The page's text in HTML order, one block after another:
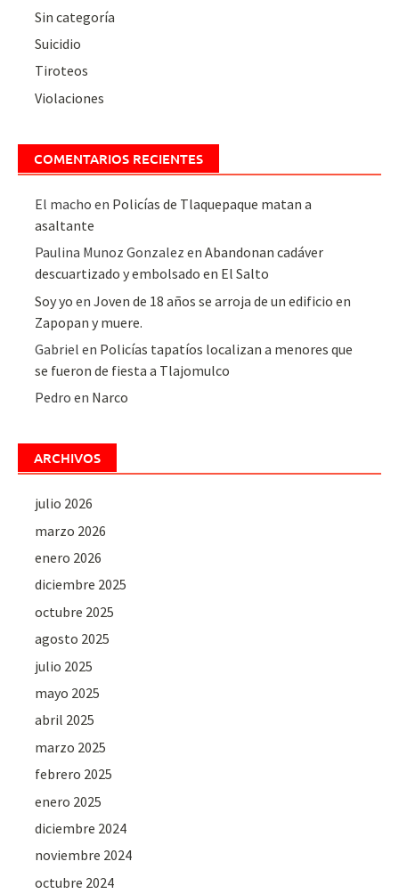
Sin categoría
Suicidio
Tiroteos
Violaciones
COMENTARIOS RECIENTES
El macho en Policías de Tlaquepaque matan a
asaltante
Paulina Munoz Gonzalez enAbandonan cadáver
descuartizado y embolsado en El Salto
Soy yo enJoven de 18 años se arroja de un edificio en
Zapopan y muere.
Gabriel en Policías tapatíos localizan a menores que
se fueron de fiesta a Tlajomulco
Pedro en Narco
ARCHIVOS
julio 2026
marzo 2026
enero 2026
diciembre 2025
octubre 2025
agosto 2025
julio 2025
mayo 2025
abril 2025
marzo 2025
febrero 2025
enero 2025
diciembre 2024
noviembre 2024
octubre 2024